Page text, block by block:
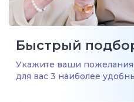
Быстрый
Укажите ваши
для вас 3 наиболее